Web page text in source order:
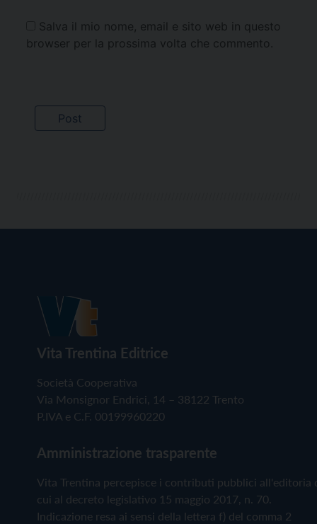
Salva il mio nome, email e sito web in questo
browser per la prossima volta che commento.
Vita Trentina Editrice
Società Cooperativa
Via Monsignor Endrici, 14 – 38122 Trento
P.IVA e C.F. 00199960220
Amministrazione trasparente
Vita Trentina percepisce i contributi pubblici all'editoria
cui al decreto legislativo 15 maggio 2017, n. 70.
Indicazione resa ai sensi della lettera f) del comma 2